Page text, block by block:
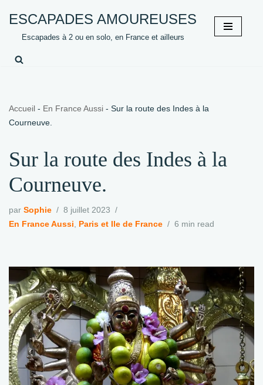
contenu
ESCAPADES AMOUREUSES
Escapades à 2 ou en solo, en France et ailleurs
Accueil - En France Aussi - Sur la route des Indes à la
Courneuve.
Sur la route des Indes à la
Courneuve.
par Sophie
8 juillet 2023
En France Aussi, Paris et Ile de France 6 min read